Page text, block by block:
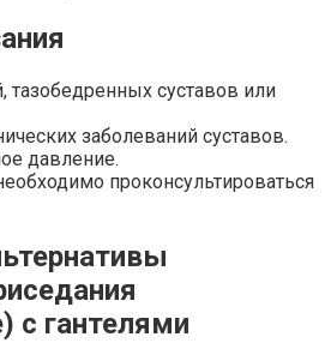
суставов или
заболеваний суставов.
давление.
проконсультироваться
с гантелями